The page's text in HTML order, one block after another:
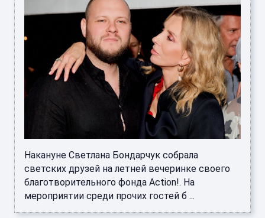
Накануне Светлана Бондарчук собрала
светских друзей на летней вечеринке своего
благотворительного фонда Action!. На
мероприятии среди прочих гостей б ...